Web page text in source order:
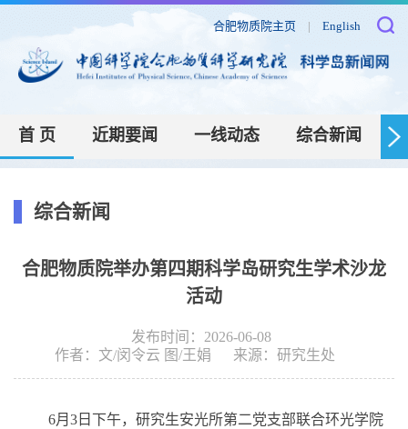
合肥物质院主页 | English
首 页 近期要闻 一线动态 综合新闻
综合新闻
合肥物质院举办第四期科学岛研究生学术沙龙
活动
发布时间：2026-06-08
作者： 文/闵令云 图/王娟 来源： 研究生处
6月 3 日下午，研究生安光所第二党支部联合环光学院